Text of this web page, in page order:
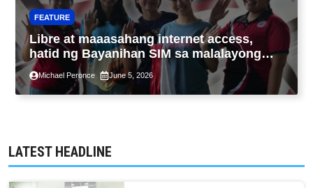
FEATURE
Libre at maaasahang internet access,
hatid ng Bayanihan SIM sa malalayong
komunidad sa Guimaras
Michael Peronce June 5, 2026
LATEST HEADLINE